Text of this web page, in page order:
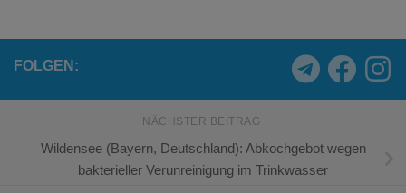
FOLGEN:
NÄCHSTER BEITRAG
Wilden­see (Bayern, Deutschland): Abkochgebot wegen
bakterieller Verunreinigung im Trinkwasser